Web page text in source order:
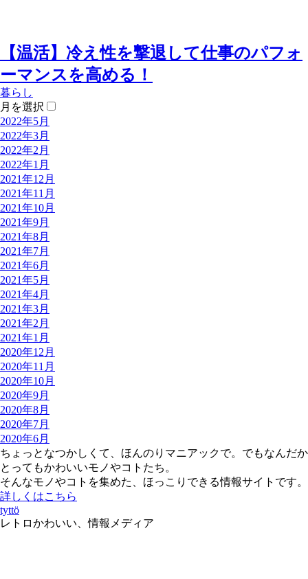
【温活】冷え性を撃退して仕事のパフォ
ーマンスを高める！
暮らし
月を選択
2022年5月
2022年3月
2022年2月
2022年1月
2021年12月
2021年11月
2021年10月
2021年9月
2021年8月
2021年7月
2021年6月
2021年5月
2021年4月
2021年3月
2021年2月
2021年1月
2020年12月
2020年11月
2020年10月
2020年9月
2020年8月
2020年7月
2020年6月
ちょっとなつかしくて、ほんのりマニアックで。でもなんだか
とってもかわいいモノやコトたち。
そんなモノやコトを集めた、ほっこりできる情報サイトです。
詳しくはこちら
tyttö
レトロかわいい、情報メディア